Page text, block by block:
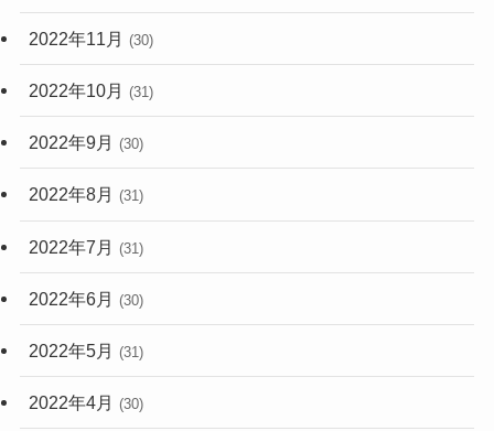
2022年11月 (30)
2022年10月 (31)
2022年9月 (30)
2022年8月 (31)
2022年7月 (31)
2022年6月 (30)
2022年5月 (31)
2022年4月 (30)